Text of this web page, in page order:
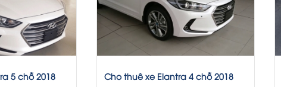
5 chỗ 2018 Cho thuê xe Elantra 4 chỗ 2018